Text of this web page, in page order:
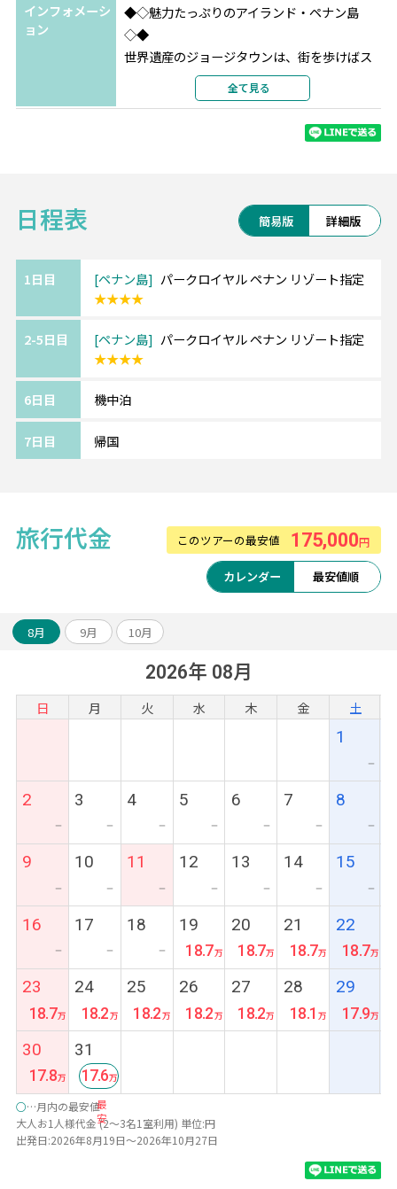
インフォメーシ
ョン
◆◇魅力たっぷりのアイランド・ペナン島
◇◆
世界遺産のジョージタウンは、街を歩けばス
トリートアートや
コロニアル時代の美しい建物が迎えてくれま
島の北側に広がるのはバトゥフェリンギやタ
シティ派もビーチ派も注目のリゾートです。
バトゥフェリンギのビーチ沿いに建つリゾー
トホテル。
楽しめます。
キッズルームやプール、ウォータースライダ
気です。
レベルの高い機内サービスとともに、日本⇔
シンガポール間の空旅をお楽しみいただけま
◇スカイトラックス認定5スターエアライン
位（総合満足度）
◇ワールドベストエアライン2023年：1位、
2021年/2022年：2位
全て見る
日程表 簡易版 詳細版
1日目 ペナン島
パークロイヤル ペナン リゾート指定
★★★★
2-5日目 ペナン島
パークロイヤル ペナン リゾート指定
★★★★
6日目 機中泊
7日目 帰国
旅行代金 このツアーの最安値 175,000円
カレンダー 最安値順
8月 9月 10月
2026年 08月
日 月 火 水 木 金 土
1
ー
2
ー
3
ー
4
ー
5
ー
6
ー
7
ー
8
ー
9
ー
10
ー
11
ー
12
ー
13
ー
14
ー
15
ー
16
ー
17
ー
18
ー
19
18.7
20
18.7
21
18.7
22
18.7
23
18.7
24
18.2
25
18.2
26
18.2
27
18.2
28
18.1
29
17.9
30
17.8
31
最
安
17.6
○…月内の最安値
大人お1人様代金 (2～3名1室利用) 単位:円
出発日:2026年8月19日～2026年10月27日